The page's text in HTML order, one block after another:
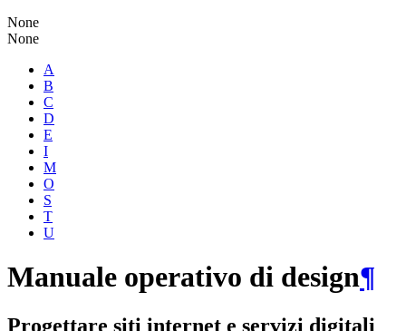
None
None
A
B
C
D
E
I
M
O
S
T
U
Manuale operativo di design¶
Progettare siti internet e servizi digitali